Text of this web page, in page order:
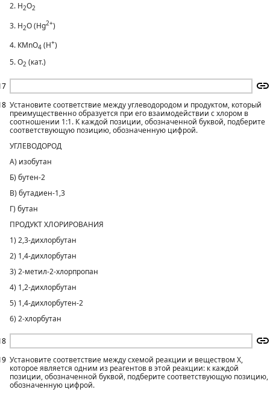
2. H2O2
3. Н2O (Hg2+)
4. КМnO4 (H+)
5. O2 (кат.)
Установите соответствие между углеводородом и продуктом, который
преимущественно образуется при его взаимодействии с хлором в
соотношении 1:1. К каждой позиции, обозначенной буквой, подберите
соответствующую позицию, обозначенную цифрой.
УГЛЕВОДОРОД
А) изобутан
Б) бутен-2
В) бутадиен-1,3
Г) бутан
ПРОДУКТ ХЛОРИРОВАНИЯ
1) 2,3-дихлорбутан
2) 1,4-дихлорбутан
3) 2-метил-2-хлорпропан
4) 1,2-дихлорбутан
5) 1,4-дихлорбутен-2
6) 2-хлорбутан
Установите соответствие между схемой реакции и веществом X,
которое является одним из реагентов в этой реакции: к каждой
позиции, обозначенной буквой, подберите соответствующую позицию,
обозначенную цифрой.